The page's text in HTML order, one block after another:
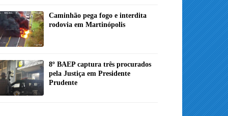
Caminhão pega fogo e interdita
rodovia em Martinópolis
8º BAEP captura três procurados
pela Justiça em Presidente
Prudente